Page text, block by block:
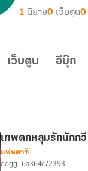
1 นิยาย0 เว็บตูน0
เว็บตูน อีบุ๊ก
เทพตกหลุมรักนักกวี
แฟนตาซี
ddgg_6a364c72393